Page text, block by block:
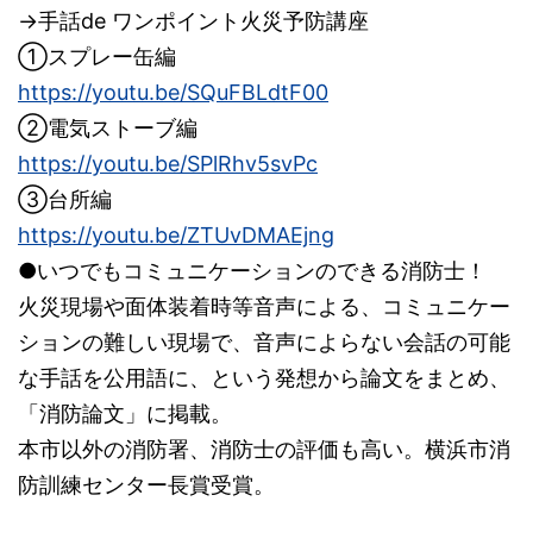
→手話de ワンポイント火災予防講座
①スプレー缶編
https://youtu.be/SQuFBLdtF00
②電気ストーブ編
https://youtu.be/SPlRhv5svPc
③台所編
https://youtu.be/ZTUvDMAEjng
●いつでもコミュニケーションのできる消防士！
火災現場や面体装着時等音声による、コミュニケー
ションの難しい現場で、音声によらない会話の可能
な手話を公用語に、という発想から論文をまとめ、
「消防論文」に掲載。
本市以外の消防署、消防士の評価も高い。横浜市消
防訓練センター長賞受賞。